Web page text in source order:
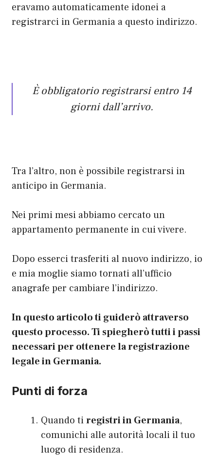
eravamo automaticamente idonei a
registrarci in Germania a questo indirizzo.
È obbligatorio registrarsi entro 14
giorni dall’arrivo.
Tra l’altro, non è possibile registrarsi in
anticipo in Germania.
Nei primi mesi abbiamo cercato un
appartamento permanente in cui vivere.
Dopo esserci trasferiti al nuovo indirizzo, io
e mia moglie siamo tornati all’ufficio
anagrafe per cambiare l’indirizzo.
In questo articolo ti guiderò attraverso
questo processo. Ti spiegherò tutti i passi
necessari per ottenere la registrazione
legale in Germania.
Punti di forza
Quando tiregistri in Germania,
comunichi alle autorità locali il tuo
luogo di residenza.